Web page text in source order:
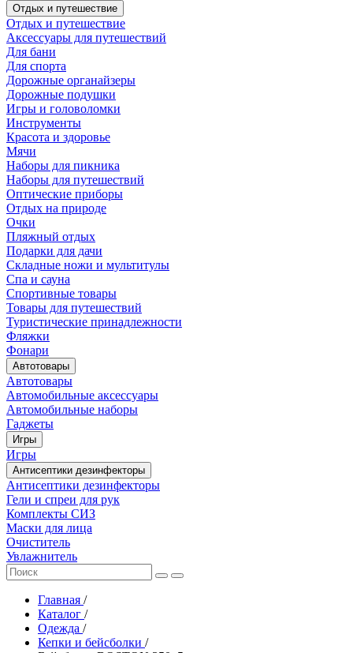
Отдых и путешествие
Отдых и путешествие
Аксессуары для путешествий
Для бани
Для спорта
Дорожные органайзеры
Дорожные подушки
Игры и головоломки
Инструменты
Красота и здоровье
Мячи
Наборы для пикника
Наборы для путешествий
Оптические приборы
Отдых на природе
Очки
Пляжный отдых
Подарки для дачи
Складные ножи и мультитулы
Спа и сауна
Спортивные товары
Товары для путешествий
Туристические принадлежности
Фляжки
Фонари
Автотовары
Автотовары
Автомобильные аксессуары
Автомобильные наборы
Гаджеты
Игры
Игры
Антисептики дезинфекторы
Антисептики дезинфекторы
Гели и спреи для рук
Комплекты СИЗ
Маски для лица
Очиститель
Увлажнитель
Главная /
Каталог /
Одежда /
Кепки и бейсболки /